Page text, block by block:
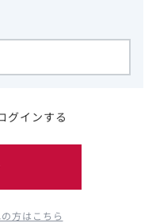
グインする
方はこちら